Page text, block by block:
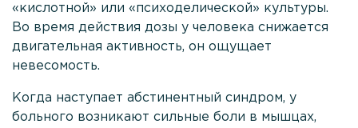
О клинике
Врачи
Статьи
«кислотной» или «психоделической» культуры.
Во время действия дозы у человека снижается
двигательная активность, он ощущает
невесомость.
Когда наступает абстинентный синдром, у
больного возникают сильные боли в мышцах,